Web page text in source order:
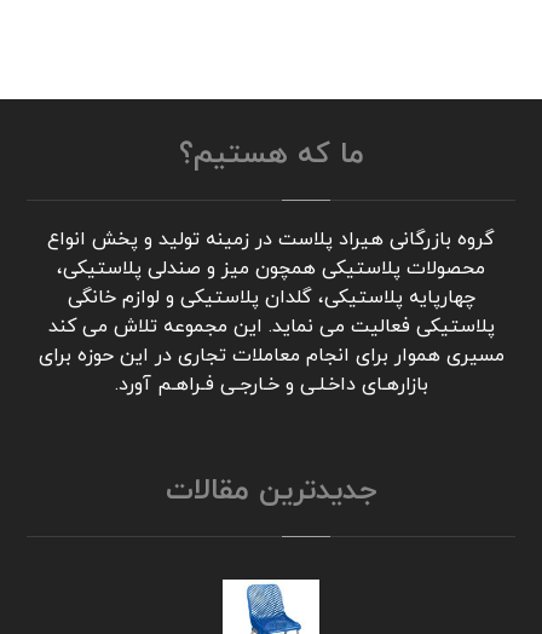
ما که هستیم؟
گروه بازرگانی هیراد پلاست در زمینه تولید و پخش انواع
محصولات پلاستیکی همچون میز و صندلی پلاستیکی،
چهارپایه پلاستیکی، گلدان پلاستیکی و لوازم خانگی
پلاستیکی فعالیت می نماید. این مجموعه تلاش می کند
مسیری هموار برای انجام معاملات تجاری در این حوزه برای
بازارهـای داخـلـی و خـارجـی فـراهـم آورد.
جدیدترین مقالات